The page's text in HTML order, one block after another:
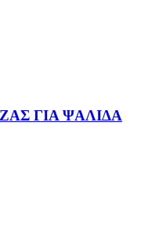
ΓΙΑ ΨΑΛΙΔA